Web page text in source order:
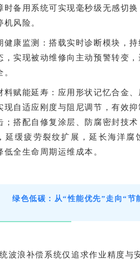
时备用系统可实现毫秒级无感切
机风险。
健康监测：搭载实时诊断模块，
，实现被动维修向主动预警转变
料赋能延寿：应用形状记忆合金
现自适应刚度与阻尼调节，有效
；搭配自修复涂层、防腐密封技
延缓疲劳裂纹扩展，延长海洋腐
低全生命周期运维成本。
绿色低碳：从“性能优先”走向“节
波浪补偿系统仅追求作业精度与